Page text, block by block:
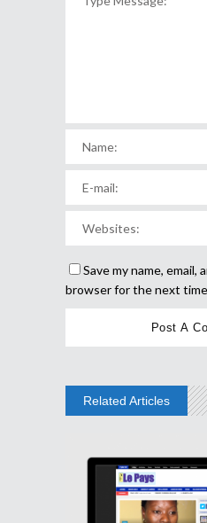
Save my name, email,
browser for the next
Related Articles